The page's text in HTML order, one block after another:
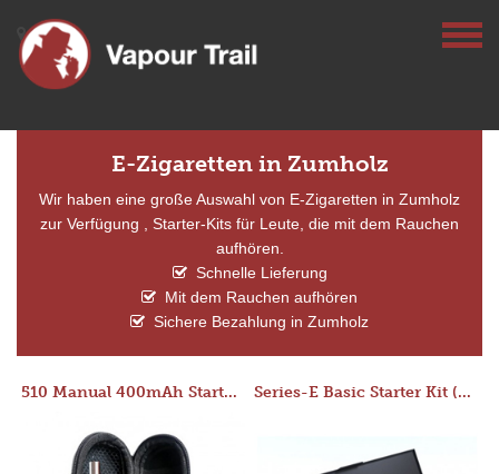
E-Zigaretten in Zumholz
Wir haben eine große Auswahl von E-Zigaretten in Zumholz
zur Verfügung , Starter-Kits für Leute, die mit dem Rauchen
aufhören.
Schnelle Lieferung
Mit dem Rauchen aufhören
Sichere Bezahlung in Zumholz
510 Manual 400mAh Starter Kit Series-E Basic Starter Kit (No Tank)